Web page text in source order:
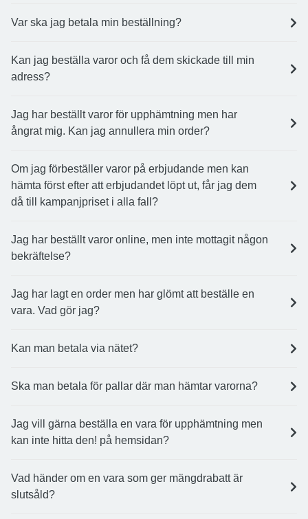
Var ska jag betala min beställning?
Kan jag beställa varor och få dem skickade till min
adress?
Jag har beställt varor för upphämtning men har
ångrat mig. Kan jag annullera min order?
Om jag förbeställer varor på erbjudande men kan
hämta först efter att erbjudandet löpt ut, får jag dem
då till kampanjpriset i alla fall?
Jag har beställt varor online, men inte mottagit någon
bekräftelse?
Jag har lagt en order men har glömt att beställe en
vara. Vad gör jag?
Kan man betala via nätet?
Ska man betala för pallar där man hämtar varorna?
Jag vill gärna beställa en vara för upphämtning men
kan inte hitta den! på hemsidan?
Vad händer om en vara som ger mängdrabatt är
slutsåld?